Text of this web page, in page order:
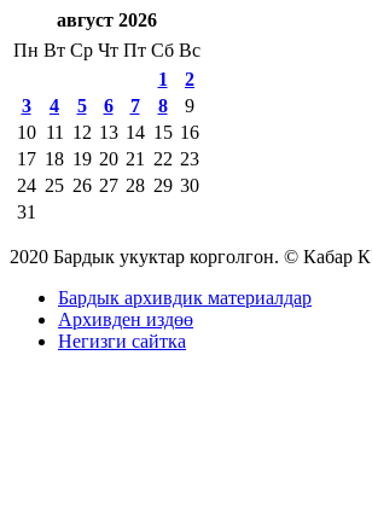
август 2026
Пн Вт Ср Чт Пт Сб Вс
1
2
3
4 5 6 7 8
9
10 11 12 13 14 15 16
17 18 19 20 21 22 23
24 25 26 27 28 29 30
31
2020 Бардык укуктар корголгон. ©
Бардык архивдик материалдар
Архивден издөө
Негизги сайтка